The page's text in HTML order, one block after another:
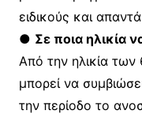
ειδικούς και
● Σε ποια ηλικία
Aπό την ηλικία των
μπορεί να
την περίοδο το